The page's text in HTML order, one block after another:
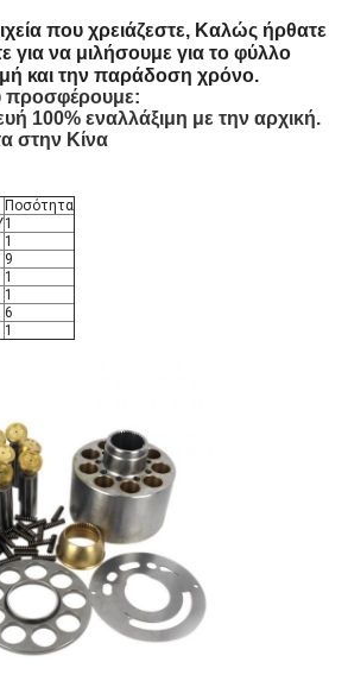
που χρειάζεστε, Καλώς ήρθατε
για να μιλήσουμε για το φύλλο
και την παράδοση χρόνο.
προσφέρουμε:
100% εναλλάξιμη με την αρχική.
στην Κίνα
Ποσότητα
1
1
9
1
1
6
1